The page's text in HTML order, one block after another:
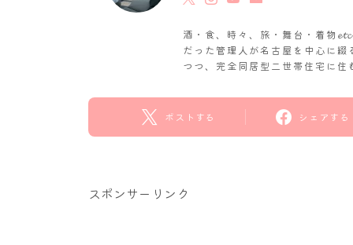
酒・食、時々、旅・舞台・着物
だった管理人が名古屋を中心に
つつ、完全同居型二世帯住宅に
ポストする シェアする
スポンサーリンク